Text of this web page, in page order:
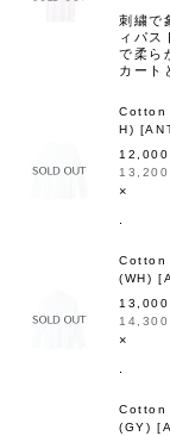
刺繍で
ィパス
で柔ら
カート
Cotton
H) [
12,000
13,200
×
Cotton
(WH) [
13,000
14,300
×
Cotton
(GY) [